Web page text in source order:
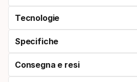
Tecnologie
Specifiche
Consegna e resi